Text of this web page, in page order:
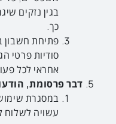
בגין נזקים
כך.
פתיחת חשבון
סודיות פרטי
אחראי לכל
דבר פרסומת,
במסגרת
עשויה לשלוח